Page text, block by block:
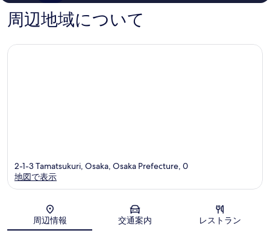
件
の
口
ミ
周辺地域について
地図
2-1-3 Tamatsukuri, Osaka, Osaka Prefecture, 0
地図で表示
周辺情報 交通案内 レストラン